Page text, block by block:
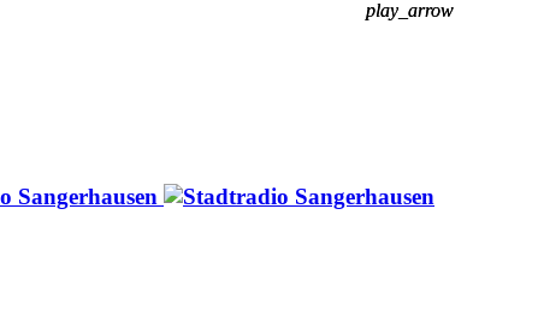
play_arrow
play_arrow